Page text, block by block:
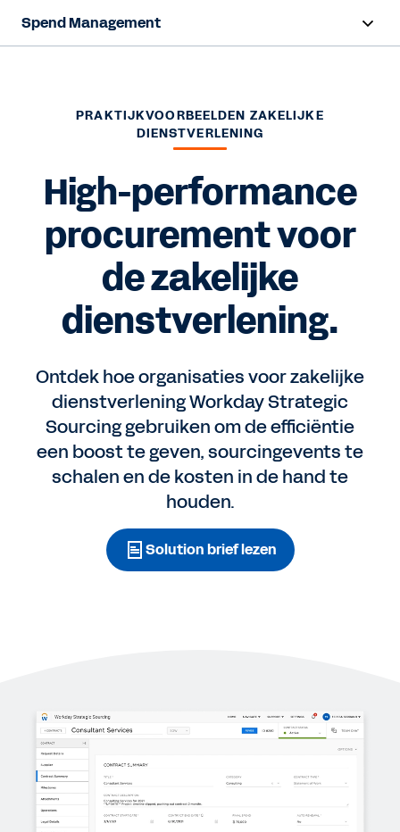
Spend Management
Functies
Contact opnemen
PRAKTIJKVOORBEELDEN ZAKELIJKE
DIENSTVERLENING
High-performance
procurement voor
de zakelijke
dienstverlening.
Ontdek hoe organisaties voor zakelijke
dienstverlening Workday Strategic
Sourcing gebruiken om de efficiëntie
een boost te geven, sourcingevents te
schalen en de kosten in de hand te
houden.
Solution brief lezen